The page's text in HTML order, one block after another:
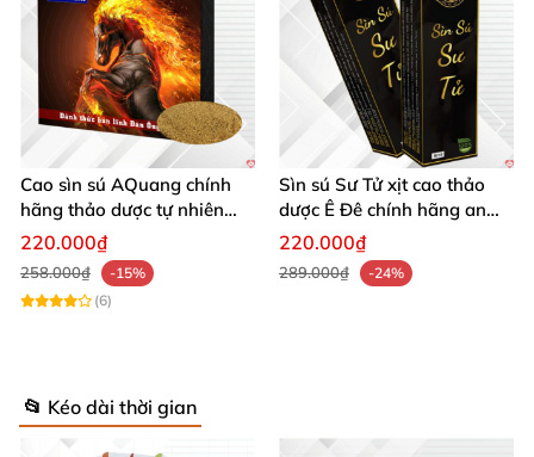
Cao sìn sú AQuang chính
hãng thảo dược tự nhiên
kéo dài thời gian quan hệ
220.000₫
258.000₫
-15%
(6)
Sìn sú Sư Tử xịt cao thảo
dược Ê Đê chính hãng an
toàn giá tốt
220.000₫
289.000₫ -24%
📂 Kéo dài thời gian